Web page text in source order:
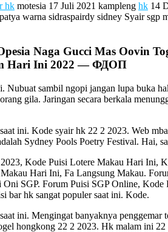
hk motesia 17 Juli 2021 kampleng hk 14
warna sidraspairdy sidney Syair sgp
Naga Gucci Mas Oovin
Hari Ini 2022 — ФДОП
Nubuat sambil ngopi jangan lupa buka
gila. Jaringan secara berkala
ini. Kode syair hk 22 2 2023. Web
Sydney Pools Poetry Festival. Hai,
Kode Puisi Lotere Makau Hari Ini,
Hari Ini, Fa Langsung Makau.
Oni SGP. Forum Puisi SGP Online, Kode
bar hk sangat populer saat ini. Kode.
ini. Mengingat banyaknya penggemar
hongkong 22 2 2023. Hk malam ini 22